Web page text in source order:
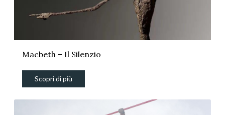
Macbeth – Il Silenzio
Scopri di più